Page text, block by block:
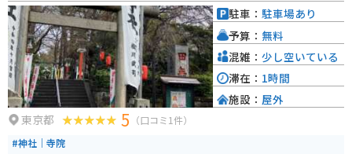
ツジが楽しめ、近年はアニメゆるキャン△の聖地としても話題に。コラボ絵
馬なども人気です。 さらに、国指定重要無形民俗文化財の「見付天神裸祭」
は、深夜の暗闇の中で神輿が渡御する神秘的な奇祭として知られています。
歴史・自然・伝説・現代文化が融合した、幅広い魅力を持つ参拝スポットで
す。
東京都 5 （口コミ1件）
#神社｜寺院
駐車： 駐車場あり
予算： 無料
混雑： 少し空いている
滞在： 1時間
施設： 屋外